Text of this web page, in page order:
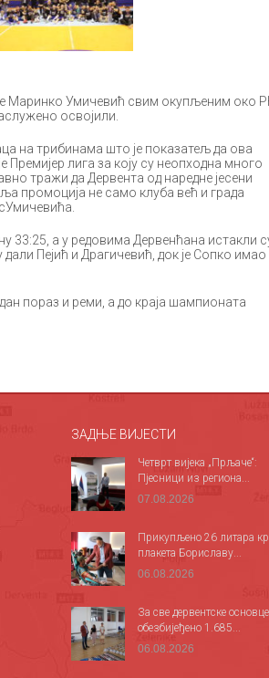
Маринко Умичевић свим окупљеним око
освојили.
на трибинама што је показатељ да ова
лига за коју су неопходна много
тражи да Дервента од наредне јесени
промоција не само клуба већ и града
33:25, а у редовима Дервенћана истакли
Пејић и Драгичевић, док је Сопко имао
пораз и реми, а до краја шампионата
ЗАДЊЕ ВИЈЕСТИ
Четврт вијека „Прљаче“:
Пјесници из региона...
07.08.2026
Прикупљено 26 литара
плакета Бориславу...
06.08.2026
За све дервентске основце
обезбијеђено 1.685...
06.08.2026